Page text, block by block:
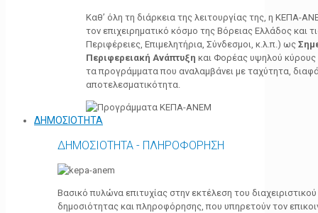
Καθ’ όλη τη διάρκεια της λειτουργίας της, η ΚΕΠΑ-
τον επιχειρηματικό κόσμο της Βόρειας Ελλάδος και
Περιφέρειες, Επιμελητήρια, Σύνδεσμοι, κ.λ.π.) ως
Περιφερειακή Ανάπτυξη και Φορέας υψηλού κύρους
τα προγράμματα που αναλαμβάνει με ταχύτητα,
αποτελεσματικότητα.
ΔΗΜΟΣΙΟΤΗΤΑ
ΔΗΜΟΣΙΟΤΗΤΑ - ΠΛΗΡΟΦΟΡΗΣΗ
Βασικό πυλώνα επιτυχίας στην εκτέλεση του
δημοσιότητας και πληροφόρησης, που υπηρετούν τον